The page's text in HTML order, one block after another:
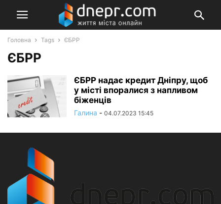
Головна Tags ЄБРР
ЄБРР
ЄБРР надає кредит Дніпру, щоб
у місті впоралися з напливом
біженців
Галина - 04.07.2023 15:45